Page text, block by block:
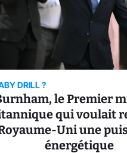
DRILL ?
le Premier
qui voulait
Uni une
énergétique